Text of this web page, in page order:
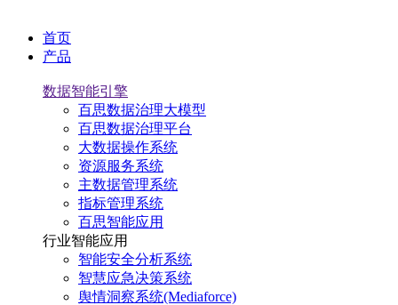
首页
产品
数据智能引擎
百思数据治理大模型
百思数据治理平台
大数据操作系统
资源服务系统
主数据管理系统
指标管理系统
百思智能应用
行业智能应用
智能安全分析系统
智慧应急决策系统
舆情洞察系统(Mediaforce)